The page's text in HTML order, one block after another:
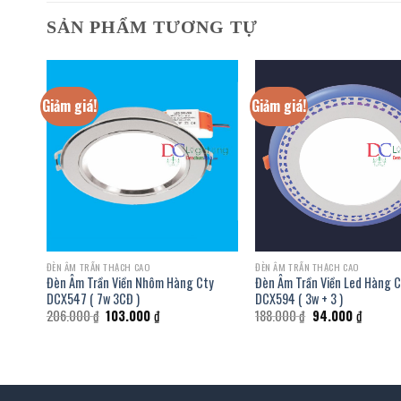
SẢN PHẨM TƯƠNG TỰ
Giảm giá!
ĐÈN ÂM TRẦN THẠCH CAO
Đèn Âm Trần Viền Nhôm Hàng Cty
DCX547 ( 7w 3CĐ )
206.000₫ Giá
gốc
103.000₫Giá
Giảm giá!
ĐÈN ÂM TRẦN THẠCH CAO
Đèn Âm Trần Viền Led Hàng
DCX594 ( 3w + 3 )
188.000₫ Giá
gốc
94.000₫Giá
hiện